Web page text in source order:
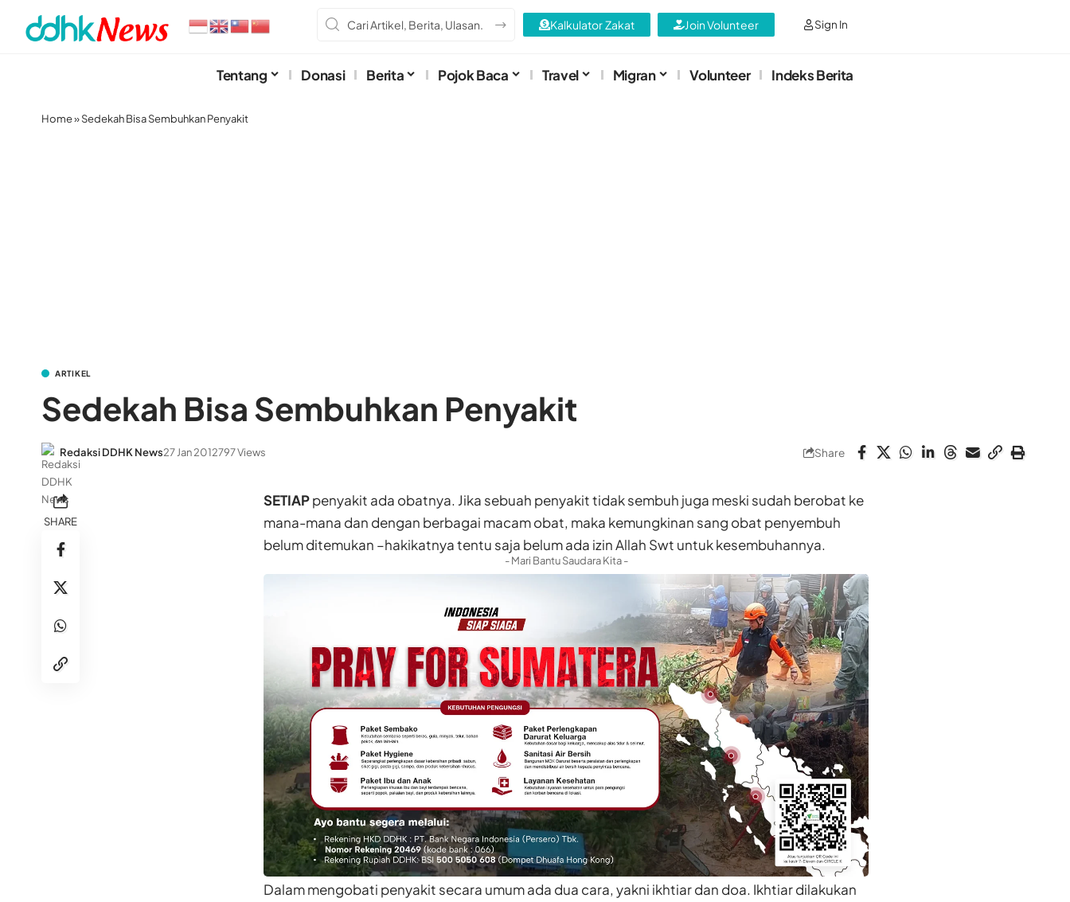
Sign In
Kalkulator Zakat Join Volunteer
Tentang Donasi Berita Pojok Baca Travel Migran Volunteer Indeks Berita
Home»Sedekah Bisa Sembuhkan Penyakit
ARTIKEL
Sedekah Bisa Sembuhkan Penyakit
Redaksi DDHK News27 Jan 2012797 Views Share
SHARE
SETIAPpenyakit ada obatnya. Jika sebuah penyakit tidak sembuh juga meski sudah berobat ke
mana-mana dan dengan berbagai macam obat, maka kemungkinan sang obat penyembuh
belum ditemukan –hakikatnya tentu saja belum ada izin Allah Swt untuk kesembuhannya.
- Mari Bantu Saudara Kita -
Dalam mengobati penyakit secara umum ada dua cara, yakni ikhtiar dan doa. Ikhtiar dilakukan